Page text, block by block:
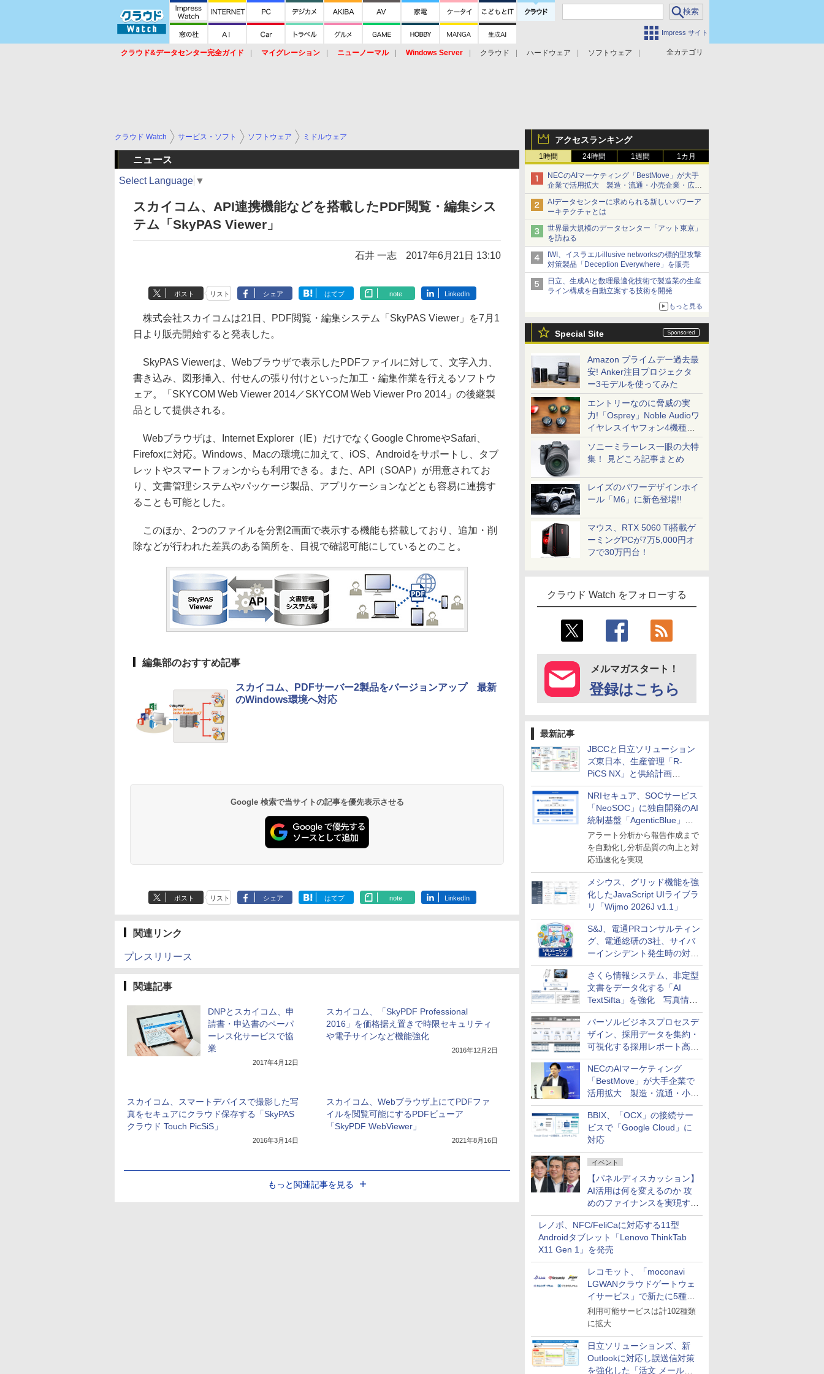
Impress サイト
全カテゴリ
クラウド&データセンター完全ガイド マイグレーション ニューノーマル Windows Server クラウド ハードウェア
ソフトウェア
アクセスランキング
1時間 24時間 1週間 1カ月
NECのAIマーケティング「BestMove」が大手
企業で活用拡大 製造・流通・小売企業・広告
代理店などが実装フェーズへ
AIデータセンターに求められる新しいパワーア
ーキテクチャとは
世界最大規模のデータセンター「アット東京」
を訪ねる
IWI、イスラエルillusive networksの標的型攻撃
対策製品「Deception Everywhere」を販売
日立、生成AIと数理最適化技術で製造業の生産
ライン構成を自動立案する技術を開発
もっと見る
Special Site
Amazon プライムデー過去最
安! Anker注目プロジェクタ
ー3モデルを使ってみた
エントリーなのに脅威の実
力!「Osprey」Noble Audioワ
イヤレスイヤフォン4機種を
一気に聴く
ソニーミラーレス一眼の大特
集！ 見どころ記事まとめ
レイズのパワーデザインホイ
ール「M6」に新色登場!!
マウス、RTX 5060 Ti搭載ゲ
ーミングPCが7万5,000円オ
フで30万円台！
クラウド Watch をフォローする
メルマガスタート！
登録はこちら
最新記事
JBCCと日立ソリューション
ズ東日本、生産管理「R-
PiCS NX」と供給計画
「scSQUARE ISP」の連携サ
ービスを提供開始
NRIセキュア、SOCサービス
「NeoSOC」に独自開発のAI
統制基盤「AgenticBlue」を
導入
アラート分析から報告作成まで
を自動化し分析品質の向上と対
応迅速化を実現
メシウス、グリッド機能を強
化したJavaScript UIライブラ
リ「Wijmo 2026J v1.1」
S&J、電通PRコンサルティン
グ、電通総研の3社、サイバ
ーインシデント発生時の対応
と危機管理広報を一体的に訓
練するプログラムを提供
さくら情報システム、非定型
文書をデータ化する「AI
TextSifta」を強化 写真情報
のデータ化などに対応
パーソルビジネスプロセスデ
ザイン、採用データを集約・
可視化する採用レポート高速
化サービスを提供
NECのAIマーケティング
「BestMove」が大手企業で
活用拡大 製造・流通・小売
企業・広告代理店などが実装
フェーズへ
BBIX、「OCX」の接続サー
ビスで「Google Cloud」に
対応
イベント
【パネルディスカッション】
AI活用は何を変えるのか 攻
めのファイナンスを実現する
業務設計とマインドセット変
革
レノボ、NFC/FeliCaに対応する11型
Androidタブレット「Lenovo ThinkTab
X11 Gen 1」を発売
レコモット、「moconavi
LGWANクラウドゲートウェ
イサービス」で新たに5種類
のサービスと連携開始
利用可能サービスは計102種類
に拡大
日立ソリューションズ、新
Outlookに対応し誤送信対策
を強化した「活文 メール誤
クラウド Watch サービス・ソフト ソフトウェア ミドルウェア
ニュース
Select Language ▼
スカイコム、API連携機能などを搭載したPDF閲覧・編集シス
テム「SkyPAS Viewer」
石井 一志 2017年6月21日 13:10
ポスト リスト シェア はてブ note LinkedIn
株式会社スカイコムは21日、PDF閲覧・編集システム「SkyPAS Viewer」を7月1
日より販売開始すると発表した。
SkyPAS Viewerは、Webブラウザで表示したPDFファイルに対して、文字入力、
書き込み、図形挿入、付せんの張り付けといった加工・編集作業を行えるソフトウ
ェア。「SKYCOM Web Viewer 2014／SKYCOM Web Viewer Pro 2014」の後継製
品として提供される。
Webブラウザは、Internet Explorer（IE）だけでなくGoogle ChromeやSafari、
Firefoxに対応。Windows、Macの環境に加えて、iOS、Androidをサポートし、タブ
レットやスマートフォンからも利用できる。また、API（SOAP）が用意されてお
り、文書管理システムやパッケージ製品、アプリケーションなどとも容易に連携す
ることも可能とした。
このほか、2つのファイルを分割2画面で表示する機能も搭載しており、追加・削
除などが行われた差異のある箇所を、目視で確認可能にしているとのこと。
編集部のおすすめ記事
スカイコム、PDFサーバー2製品をバージョンアップ 最新
のWindows環境へ対応
Google 検索で当サイトの記事を優先表示させる
ポスト リスト シェア はてブ note LinkedIn
関連リンク
プレスリリース
関連記事
DNPとスカイコム、申
請書・申込書のペーパ
ーレス化サービスで協
業
2017年4月12日
スカイコム、「SkyPDF Professional
2016」を価格据え置きで時限セキュリティ
や電子サインなど機能強化
2016年12月2日
スカイコム、スマートデバイスで撮影した写
真をセキュアにクラウド保存する「SkyPAS
クラウド Touch PicSiS」
2016年3月14日
スカイコム、Webブラウザ上にてPDFファ
イルを閲覧可能にするPDFビューア
「SkyPDF WebViewer」
2021年8月16日
もっと関連記事を見る